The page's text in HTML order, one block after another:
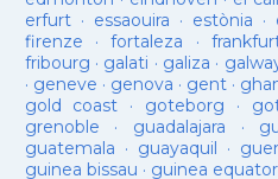
erfurt· essaouira · estònia ·
firenze ·fortaleza ·
fribourg · galati · galiza ·
· geneve · genova · gent·
gold coast · goteborg ·
grenoble · guadalajara ·
guatemala · guayaquil ·
guinea bissau · guinea